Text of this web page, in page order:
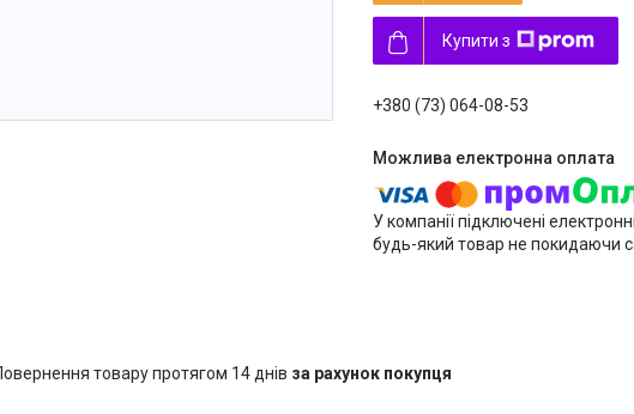
Купити з
+380 (73) 064-08-53
У компанії підключені
будь-який товар не покидаючи
повернення товару протягом 14 днів за рахунок покупця